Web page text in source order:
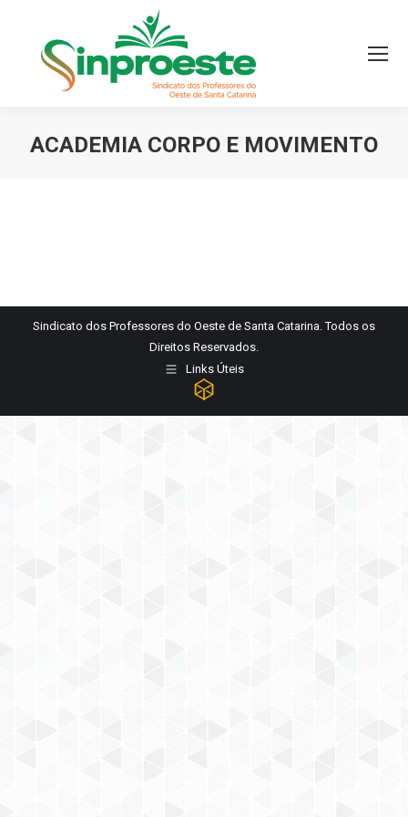
ACADEMIA CORPO E MOVIMENTO
Sindicato dos Professores do Oeste de Santa Catarina. Todos os
Direitos Reservados.
Links Úteis